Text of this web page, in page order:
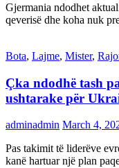
Gjermania ndodhet
qeverisë dhe koha nuk
Bota, Lajme, Mister,
Çka ndodhë tash
ushtarake për
adminadmin March 4,
Pas takimit të liderëve
kanë hartuar një plan